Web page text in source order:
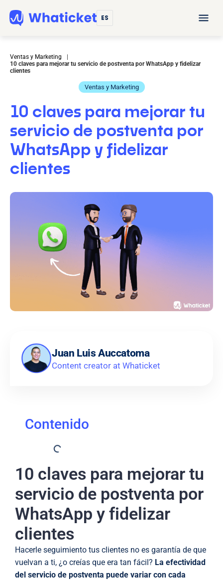
ES
Ventas y Marketing
10 claves para mejorar tu servicio de postventa por WhatsApp y fidelizar
clientes
Ventas y Marketing
10 claves para mejorar tu
servicio de postventa por
WhatsApp y fidelizar
clientes
Juan Luis Auccatoma
Content creator at Whaticket
Contenido
10 claves para mejorar tu
servicio de postventa por
WhatsApp y fidelizar
clientes
Hacerle seguimiento tus clientes no es garantía de que
vuelvan a ti, ¿o creías que era tan fácil? La efectividad
del servicio de postventa puede variar con cada